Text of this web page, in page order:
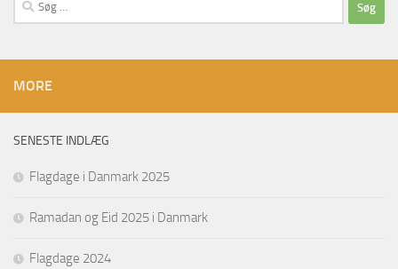
efter:
MORE
SENESTE INDLÆG
Flagdage i Danmark 2025
Ramadan og Eid 2025 i Danmark
Flagdage 2024